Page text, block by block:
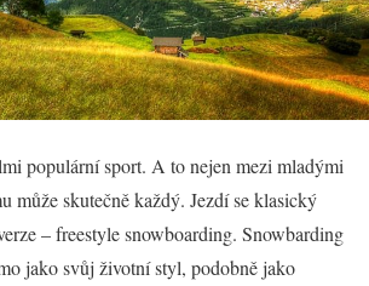
populární sport. A to nejen mezi mladými
může skutečně každý. Jezdí se klasický
– freestyle snowboarding. Snowbarding
jako svůj životní styl, podobně jako